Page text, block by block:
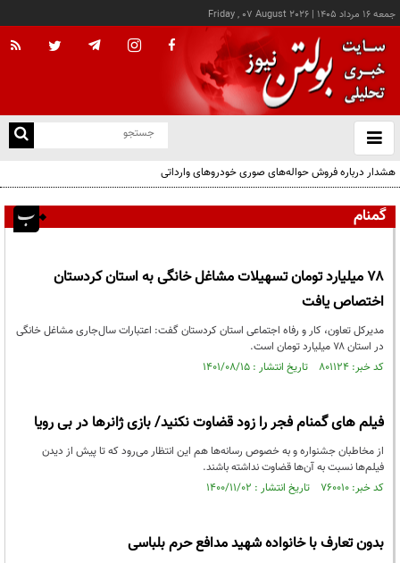
جمعه ۱۶ مرداد ۱۴۰۵ |
Friday , 07 August 2026
باز
و
هشدار درباره فروش حواله‌های صوری خودروهای وارداتی
گمنام
۷۸ میلیارد تومان تسهیلات مشاغل خانگی به استان کردستان
اختصاص یافت
مدیرکل تعاون، کار و رفاه اجتماعی استان کردستان گفت: اعتبارات سال‌جاری مشاغل خانگی
در استان ۷۸ میلیارد تومان است.
کد خبر: ۸۰۱۱۲۴ تاریخ انتشار : ۱۴۰۱/۰۸/۱۵
فیلم های گمنام فجر را زود قضاوت نکنید/ بازی ژانرها در بی رویا
از مخاطبان جشنواره و به‌ خصوص رسانه‌ها هم این انتظار می‌رود که تا پیش از دیدن
فیلم‌ها نسبت به آن‌ها قضاوت نداشته باشند.
کد خبر: ۷۶۰۰۱۰ تاریخ انتشار : ۱۴۰۰/۱۱/۰۲
بدون تعارف با خانواده شهید مدافع حرم بلباسی